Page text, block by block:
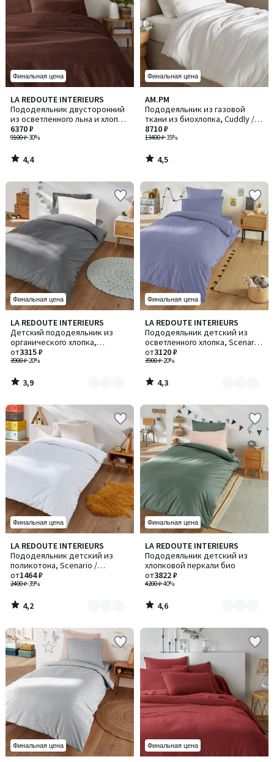
Финальная цена
LA REDOUTE INTERIEURS
Пододеяльник двусторонний
из осветленного льна и хлопка,
Annaba / Аннаба
9100 ₽-30%
6370 ₽
4,4
/ 5
4,4
/
Финальная цена
AM.PM
Пододеяльник из газовой
ткани из биохлопка, Cuddly /
Каддли
13400 ₽-35%
8710 ₽
4,5
/ 5
4,5
/
Финальная цена
LA REDOUTE INTERIEURS
Детский пододеяльник из
органического хлопка,
Scenario / Сценарио
3900 ₽-20%
от3315 ₽
3,9
/ 5
Количество
цветов:
2
3,9
/
Финальная цена
LA REDOUTE INTERIEURS
Пододеяльник детский из
осветленного хлопка, Scenario
/ Сценарио
3900 ₽-20%
от3120 ₽
4,3
/ 5
Количество
цветов:
2
4,3
/
Финальная цена
LA REDOUTE INTERIEURS
Пододеяльник детский из
поликотона, Scenario /
Сценарио
2400 ₽-39%
от1464 ₽
4,2
/ 5
Количество
цветов:
6
4,2
/
Финальная цена
LA REDOUTE INTERIEURS
Пододеяльник детский из
хлопковой перкали био
4200 ₽-40%
от3822 ₽
4,6
/ 5
Количество
цветов:
5
4,6
/
Финальная цена Финальная цена